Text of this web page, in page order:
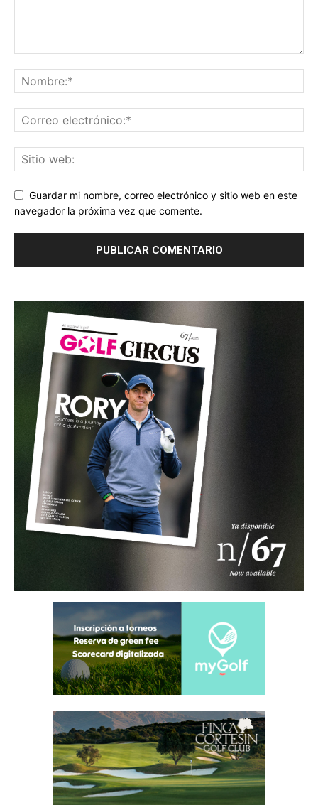
Guardar mi nombre, correo electrónico y sitio web en este
navegador la próxima vez que comente.